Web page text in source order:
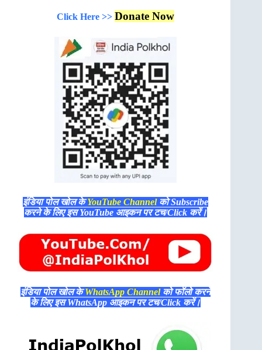
Click Here >> Donate Now
इंडिया पोल खोल केYouTube Channelको Subscribe
करने के लिए इस YouTube आइकन पर टच/Click करें।
इंडिया पोल खोल केWhatsApp Channelको फॉलो करने
के लिए इस WhatsApp आइकन पर टच/Click करें।